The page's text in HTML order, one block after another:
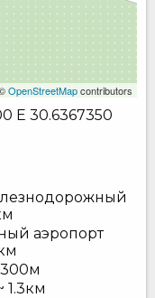
OpenStreetMapcontributors
E 30.6367350
аэропорт
1.3км